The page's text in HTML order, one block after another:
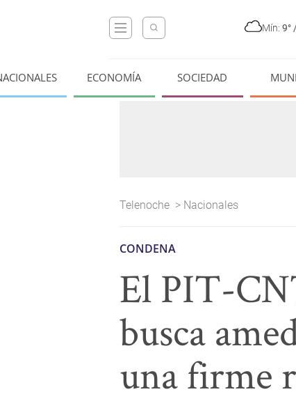
Mín: 9°
ECONOMÍA SOCIEDAD
Telenoche > Nacionales
CONDENA
El PIT-
busca
una firme